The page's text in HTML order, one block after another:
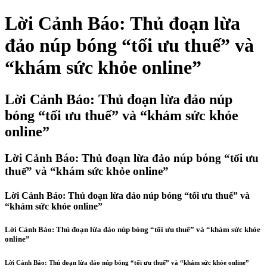
Lời Cảnh Báo: Thủ đoạn lừa
đảo núp bóng “tối ưu thuế” và
“khám sức khỏe online”
Lời Cảnh Báo: Thủ đoạn lừa đảo núp
bóng “tối ưu thuế” và “khám sức khỏe
online”
Lời Cảnh Báo: Thủ đoạn lừa đảo núp bóng “tối ưu
thuế” và “khám sức khỏe online”
Lời Cảnh Báo: Thủ đoạn lừa đảo núp bóng “tối ưu thuế” và
“khám sức khỏe online”
Lời Cảnh Báo: Thủ đoạn lừa đảo núp bóng “tối ưu thuế” và “khám sức khỏe
online”
Lời Cảnh Báo: Thủ đoạn lừa đảo núp bóng “tối ưu thuế” và “khám sức khỏe online”